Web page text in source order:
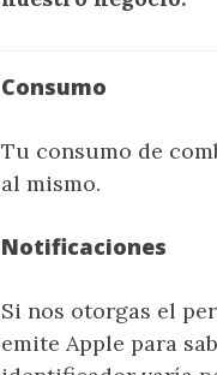
Consumo
Tu consumo de
al mismo.
Notificaciones
Si nos otorgas el
emite Apple para